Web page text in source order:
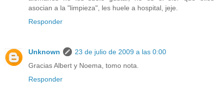
asocian a la "limpieza", les huele a hospital, jeje.
Responder
Unknown
23 de julio de 2009 a las 0:00
Gracias Albert y Noema, tomo nota.
Responder